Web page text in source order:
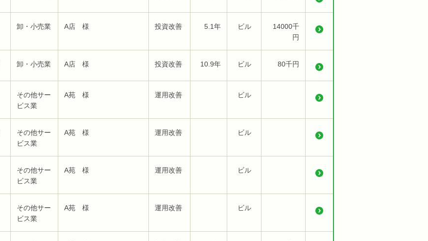
卸・小売業 A店 様 投資改善 5.1年 ビル
14000千
円
卸・小売業 A店 様 投資改善 10.9年 ビル 80千円
その他サー
ビス業
A苑 様 運用改善 ビル
その他サー
ビス業
A苑 様 運用改善 ビル
その他サー
ビス業
A苑 様 運用改善 ビル
その他サー
ビス業
A苑 様 運用改善 ビル